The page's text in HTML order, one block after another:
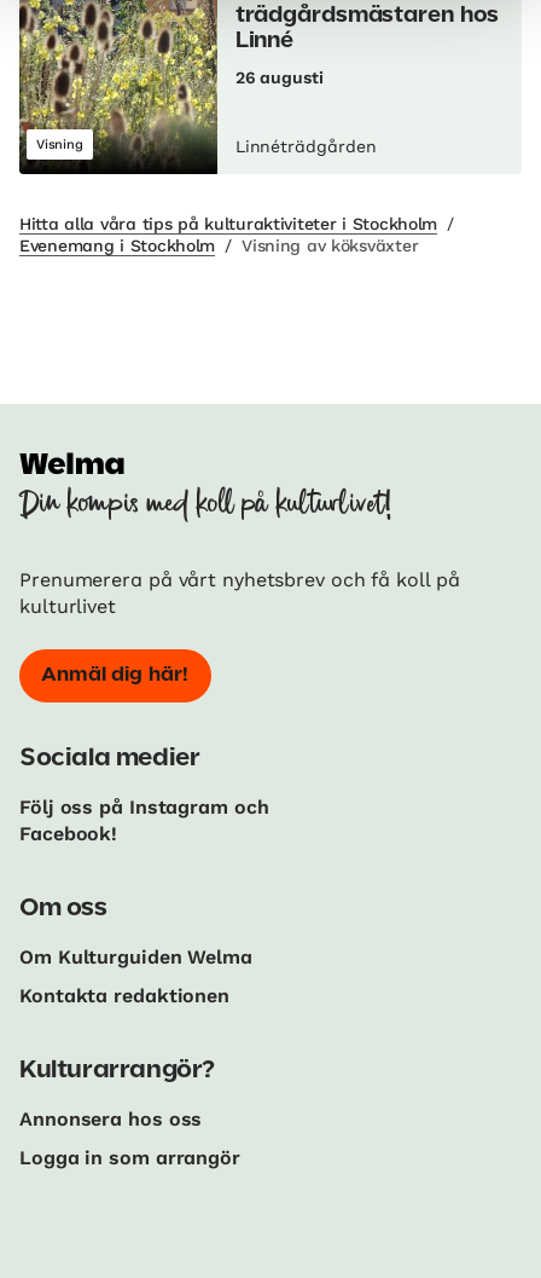
Visning
trädgårdsmästaren hos
Linné
26 augusti
Linnéträdgården
Hitta alla våra tips på kulturaktiviteter i Stockholm /
Evenemang i Stockholm / Visning av köksväxter
Din kompis med koll på kulturlivet!
Prenumerera på vårt nyhetsbrev och få koll på
kulturlivet
Anmäl dig här!
Sociala medier
Följ oss på Instagram och
Facebook!
Om oss
Om Kulturguiden Welma
Kontakta redaktionen
Kulturarrangör?
Annonsera hos oss
Logga in som arrangör